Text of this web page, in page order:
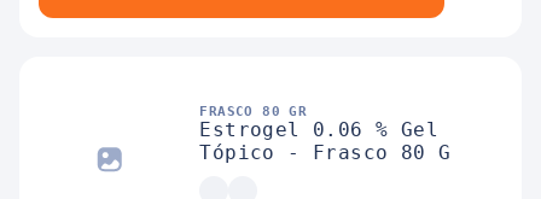
FRASCO 80 GR
Estrogel 0.06 % Gel
Tópico - Frasco 80 G